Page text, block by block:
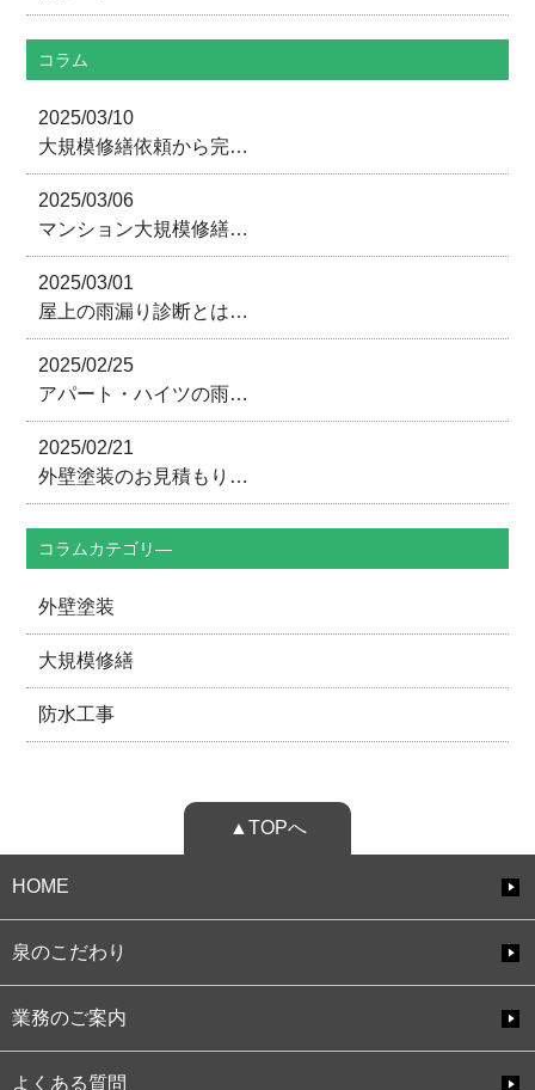
コラム
2025/03/10
大規模修繕依頼から完…
2025/03/06
マンション大規模修繕…
2025/03/01
屋上の雨漏り診断とは…
2025/02/25
アパート・ハイツの雨…
2025/02/21
外壁塗装のお見積もり…
コラムカテゴリ―
外壁塗装
大規模修繕
防水工事
▲TOPへ
HOME
泉のこだわり
業務のご案内
よくある質問